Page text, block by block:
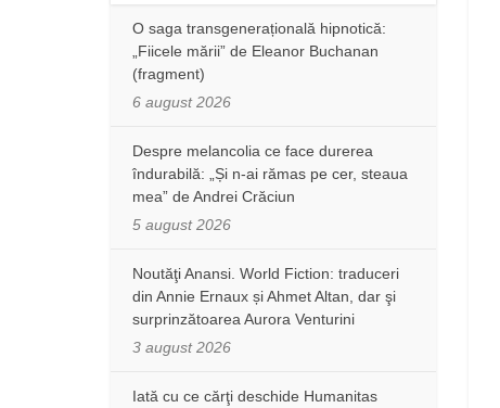
O saga transgenerațională hipnotică:
„Fiicele mării” de Eleanor Buchanan
(fragment)
6 august 2026
Despre melancolia ce face durerea
îndurabilă: „Și n-ai rămas pe cer, steaua
mea” de Andrei Crăciun
5 august 2026
Noutăţi Anansi. World Fiction: traduceri
din Annie Ernaux și Ahmet Altan, dar şi
surprinzătoarea Aurora Venturini
3 august 2026
Iată cu ce cărţi deschide Humanitas